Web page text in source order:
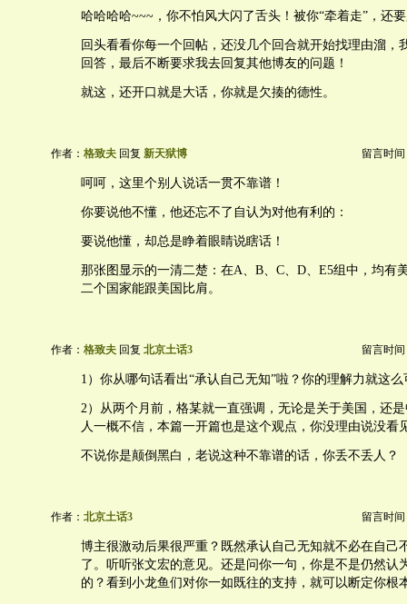
哈哈哈哈~~~，你不怕风大闪了舌头！被你“牵着走”，还
回头看看你每一个回帖，还没几个回合就开始找理由溜，
回答，最后不断要求我去回复其他博友的问题！
就这，还开口就是大话，你就是欠揍的德性。
作者： 格致夫 回复 新天狱博 留言时间
呵呵，这里个别人说话一贯不靠谱！
你要说他不懂，他还忘不了自认为对他有利的：
要说他懂，却总是睁着眼睛说瞎话！
那张图显示的一清二楚：在A、B、C、D、E5组中，均有
二个国家能跟美国比肩。
作者： 格致夫 回复 北京土话3 留言时间
1）你从哪句话看出“承认自己无知”啦？你的理解力就这么
2）从两个月前，格某就一直强调，无论是关于美国，还
人一概不信，本篇一开篇也是这个观点，你没理由说没看
不说你是颠倒黑白，老说这种不靠谱的话，你丢不丢人？
作者： 北京土话3 留言时间
博主很激动后果很严重？既然承认自己无知就不必在自己
了。听听张文宏的意见。还是问你一句，你是不是仍然认
的？看到小龙鱼们对你一如既往的支持，就可以断定你根